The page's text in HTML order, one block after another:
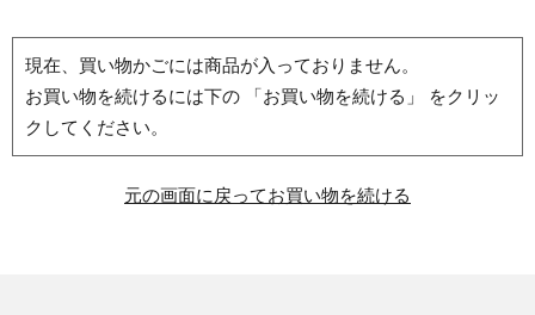
現在、買い物かごには商品が入っておりません。
お買い物を続けるには下の 「お買い物を続ける」 をクリッ
クしてください。
元の画面に戻ってお買い物を続ける